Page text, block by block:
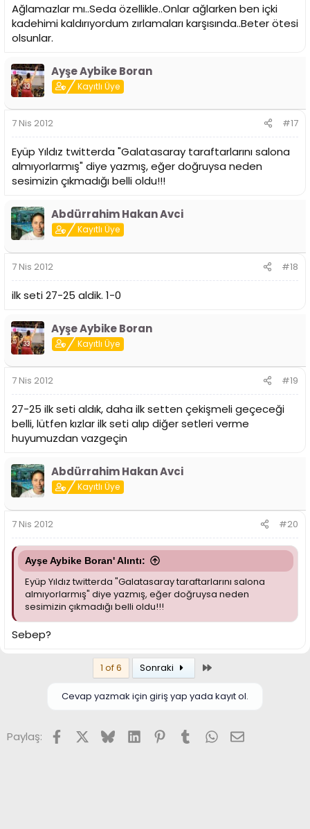
Ağlamazlar mı..Seda özellikle..Onlar ağlarken ben içki
kadehimi kaldırıyordum zırlamaları karşısında..Beter ötesi
olsunlar.
Ayşe Aybike Boran
Kayıtlı Üye
7 Nis 2012 #17
Eyüp Yıldız twitterda "Galatasaray taraftarlarını salona
almıyorlarmış" diye yazmış, eğer doğruysa neden
sesimizin çıkmadığı belli oldu!!!
Abdürrahim Hakan Avci
Kayıtlı Üye
7 Nis 2012 #18
ilk seti 27-25 aldik. 1-0
Ayşe Aybike Boran
Kayıtlı Üye
7 Nis 2012 #19
27-25 ilk seti aldık, daha ilk setten çekişmeli geçeceği
belli, lütfen kızlar ilk seti alıp diğer setleri verme
huyumuzdan vazgeçin
Abdürrahim Hakan Avci
Kayıtlı Üye
7 Nis 2012 #20
Ayşe Aybike Boran' Alıntı:
Eyüp Yıldız twitterda "Galatasaray taraftarlarını salona
almıyorlarmış" diye yazmış, eğer doğruysa neden
sesimizin çıkmadığı belli oldu!!!
Sebep?
1 of 6 Sonraki
Cevap yazmak için giriş yap yada kayıt ol.
Paylaş: FacebookX (Twitter)
BlueskyLinkedInPinterest
TumblrWhatsApp
E-posta